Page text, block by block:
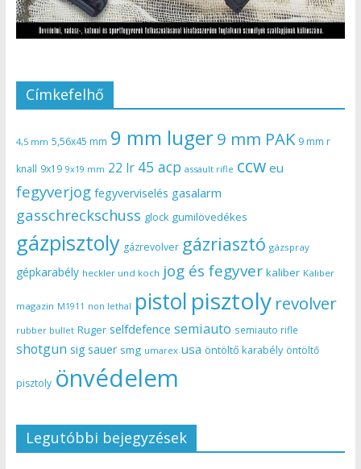
Címkefelhő
4,5 mm 5,56x45 mm 9 mm luger9 mm PAK 9 mm r
knall 9x19 9x19 mm 22 lr 45 acp assault rifle ccw eu
fegyverjog fegyverviselés gasalarm
gasschreckschuss glock gumilövedékes
gázpisztoly gázrevolver gázriasztó gázspray
gépkarabély heckler und koch jog és fegyver kaliber Kaliber
magazin M1911 non lethal pistol pisztoly revolver
rubber bullet Ruger selfdefence semiauto semiauto rifle
shotgun sig sauer smg umarex usa öntöltő karabély öntöltő
pisztoly önvédelem
Legutóbbi bejegyzések